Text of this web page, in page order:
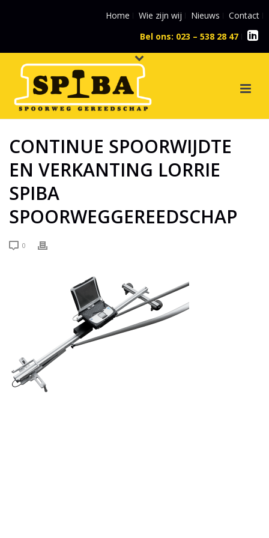
Home Wie zijn wij Nieuws
Contact
Bel ons: 023 – 538 28 47
CONTINUE SPOORWIJDTE
EN VERKANTING LORRIE
SPIBA
SPOORWEGGEREEDSCHAP
0